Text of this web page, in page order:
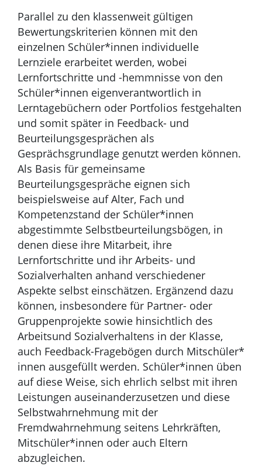
Parallel zu den klassenweit gültigen
Bewertungskriterien können mit den
einzelnen Schüler*innen individuelle
Lernziele erarbeitet werden, wobei
Lernfortschritte und -hemmnisse von den
Schüler*innen eigenverantwortlich in
Lerntagebüchern oder Portfolios festgehalten
und somit später in Feedback- und
Beurteilungsgesprächen als
Gesprächsgrundlage genutzt werden können.
Als Basis für gemeinsame
Beurteilungsgespräche eignen sich
beispielsweise auf Alter, Fach und
Kompetenzstand der Schüler*innen
abgestimmte Selbstbeurteilungsbögen, in
denen diese ihre Mitarbeit, ihre
Lernfortschritte und ihr Arbeits- und
Sozialverhalten anhand verschiedener
Aspekte selbst einschätzen. Ergänzend dazu
können, insbesondere für Partner- oder
Gruppenprojekte sowie hinsichtlich des
Arbeitsund Sozialverhaltens in der Klasse,
auch Feedback-Fragebögen durch Mitschüler*
innen ausgefüllt werden. Schüler*innen üben
auf diese Weise, sich ehrlich selbst mit ihren
Leistungen auseinanderzusetzen und diese
Selbstwahrnehmung mit der
Fremdwahrnehmung seitens Lehrkräften,
Mitschüler*innen oder auch Eltern
abzugleichen.